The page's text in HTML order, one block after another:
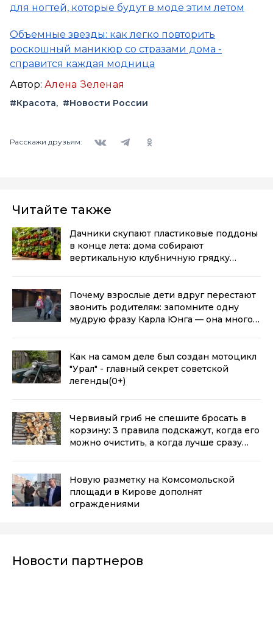
для ногтей, которые будут в моде этим летом
Объемные звезды: как легко повторить
роскошный маникюр со стразами дома -
справится каждая модница
Автор: Алена Зеленая
#Красота #Новости России
Расскажи друзьям:
Читайте также
Дачники скупают пластиковые поддоны
в конце лета: дома собирают
вертикальную клубничную грядку
Почему взрослые дети вдруг перестают
звонить родителям: запомните одну
мудрую фразу Карла Юнга — она многое
Как на самом деле был создан мотоцикл
"Урал" - главный секрет советской
легенды(0+)
Червивый гриб не спешите бросать в
корзину: 3 правила подскажут, когда его
можно очистить, а когда лучше сразу
Новую разметку на Комсомольской
площади в Кирове дополнят
ограждениями
Новости партнеров